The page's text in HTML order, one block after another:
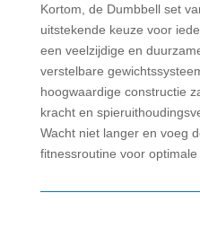
Kortom, de Dumbbell set
uitstekende keuze voor
een veelzijdige en
verstelbare
hoogwaardige constructie
kracht en
Wacht niet langer en voeg
fitnessroutine voor